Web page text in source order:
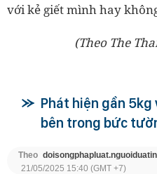
với kẻ giết mình hay
(Theo The
Phát hiện gần
bên trong bức
Theo
21/05/2025 15:40 (GMT +7)